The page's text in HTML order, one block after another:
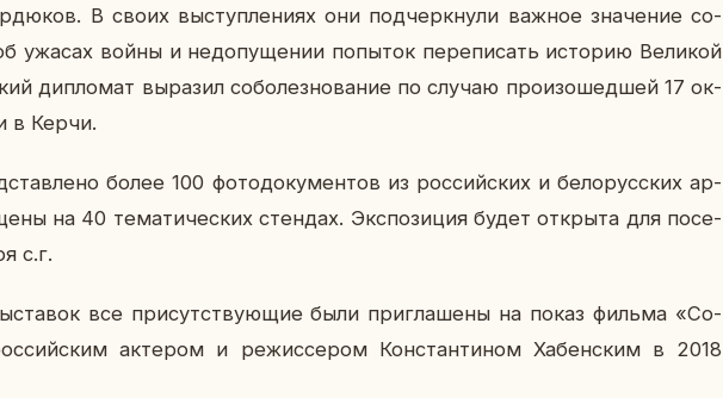
В своих вы­ступ­ле­ни­ях они под­черк­ну­ли важное зна­че­ние со­
ужасах войны и недо­пу­ще­нии по­пы­ток пе­ре­пи­сать ис­то­рию Ве­ли­кой
ди­пло­мат вы­ра­зил со­бо­лез­но­ва­ние по случаю про­изо­шед­шей 17 ок­
в Керчи.
более 100 фо­то­до­ку­мен­тов из рос­сий­ских и бе­ло­рус­ских ар­
на 40 те­ма­ти­че­ских стен­дах. Экс­по­зи­ция будет от­кры­та для по­се­
с.г.
все при­сут­ству­ю­щие были при­гла­ше­ны на показ фильма «Со­
ак­те­ром и ре­жис­се­ром Кон­стан­ти­ном Ха­бен­ским в 2018